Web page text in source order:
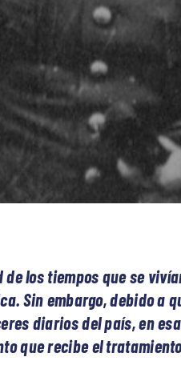
los tiempos que se
Sin embargo, debido a
diarios del país, en
que recibe el